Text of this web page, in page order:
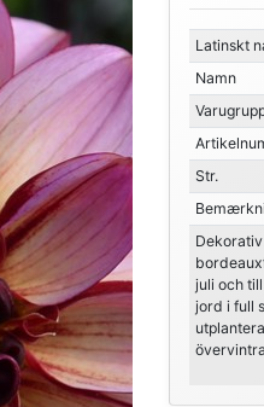
Latinskt
Namn
Str.
juli och
jord i full